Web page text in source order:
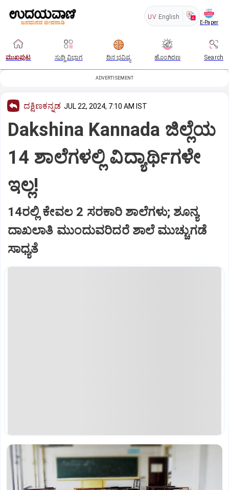
UV English
E-Paper
ಮುಖಪುಟ ಸುದ್ದಿ ವಿಭಾಗ ದಿನ ಭವಿಷ್ಯ ಹೊಂಗಿರಣ Search
ADVERTISEMENT
ದಕ್ಷಿಣಕನ್ನಡ JUL 22, 2024, 7:10 AM IST
Dakshina Kannada ಜಿಲ್ಲೆಯ
14 ಶಾಲೆಗಳಲ್ಲಿ ವಿದ್ಯಾರ್ಥಿಗಳೇ
ಇಲ್ಲ!
14ರಲ್ಲಿ ಕೇವಲ 2 ಸರಕಾರಿ ಶಾಲೆಗಳು; ಶೂನ್ಯ
ದಾಖಲಾತಿ ಮುಂದುವರಿದರೆ ಶಾಲೆ ಮುಚ್ಚುಗಡೆ
ಸಾಧ್ಯತೆ